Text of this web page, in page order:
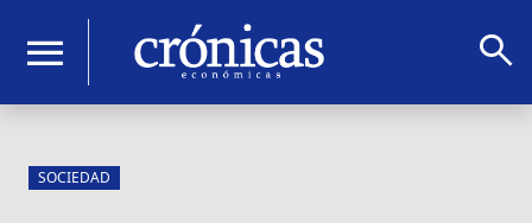
menu search
SOCIEDAD